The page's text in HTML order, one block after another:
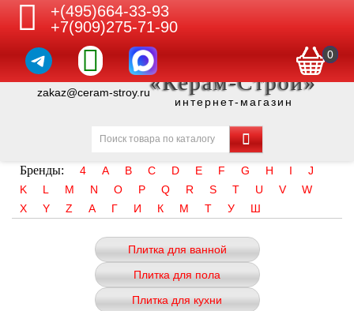
+(495)664-33-93
+7(909)275-71-90
0
zakaz@ceram-stroy.ru«Керам-Строй»
интернет-магазин
Бренды: 4 A B C D E F G H I
J
K
L M N O P Q R S T U V
W
X
Y Z А Г И К М Т У Ш
Плитка для ванной
Плитка для пола
Плитка для кухни